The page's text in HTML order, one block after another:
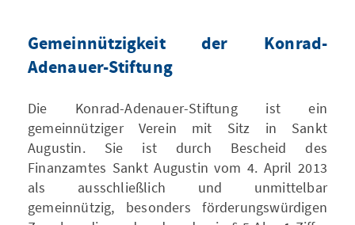
Gemeinnützigkeit der Konrad-
Adenauer-Stiftung
Die Konrad-Adenauer-Stiftung ist ein
gemeinnütziger Verein mit Sitz in Sankt
Augustin. Sie ist durch Bescheid des
Finanzamtes Sankt Augustin vom 4. April 2013
als ausschließlich und unmittelbar
gemeinnützig, besonders förderungswürdigen